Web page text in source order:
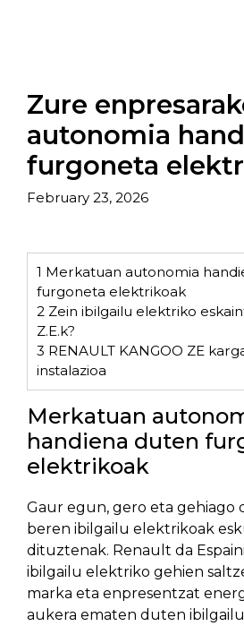
Zure
autonomia
furgoneta
February 23, 2026
1 Merkatuan autonomia
furgoneta elektrikoak
2 Zein ibilgailu elektriko
Z.E.k?
3 RENAULT KANGOO ZE
instalazioa
Merkatuan
handiena duten
elektrikoak
Gaur egun, gero eta gehiago
beren ibilgailu elektrikoak
dituztenak. Renault da
ibilgailu elektriko gehien
marka eta enpresentzat
aukera ematen duten